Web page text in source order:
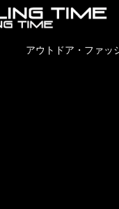
アウトドア・ファッ